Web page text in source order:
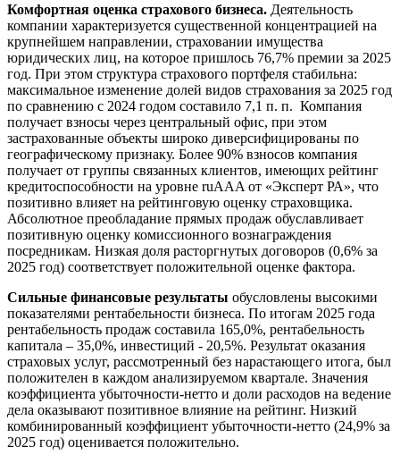
Комфортная оценка страхового бизнеса. Деятельность
компании характеризуется существенной концентрацией на
крупнейшем направлении, страховании имущества
юридических лиц, на которое пришлось 76,7% премии за 2025
год. При этом структура страхового портфеля стабильна:
максимальное изменение долей видов страхования за 2025 год
по сравнению с 2024 годом составило 7,1 п. п. Компания
получает взносы через центральный офис, при этом
застрахованные объекты широко диверсифицированы по
географическому признаку. Более 90% взносов компания
получает от группы связанных клиентов, имеющих рейтинг
кредитоспособности на уровне ruAAA от «Эксперт РА», что
позитивно влияет на рейтинговую оценку страховщика.
Абсолютное преобладание прямых продаж обуславливает
позитивную оценку комиссионного вознаграждения
посредникам. Низкая доля расторгнутых договоров (0,6% за
2025 год) соответствует положительной оценке фактора.
Сильные финансовые результаты обусловлены высокими
показателями рентабельности бизнеса. По итогам 2025 года
рентабельность продаж составила 165,0%, рентабельность
капитала – 35,0%, инвестиций - 20,5%. Результат оказания
страховых услуг, рассмотренный без нарастающего итога, был
положителен в каждом анализируемом квартале. Значения
коэффициента убыточности-нетто и доли расходов на ведение
дела оказывают позитивное влияние на рейтинг. Низкий
комбинированный коэффициент убыточности-нетто (24,9% за
2025 год) оценивается положительно.